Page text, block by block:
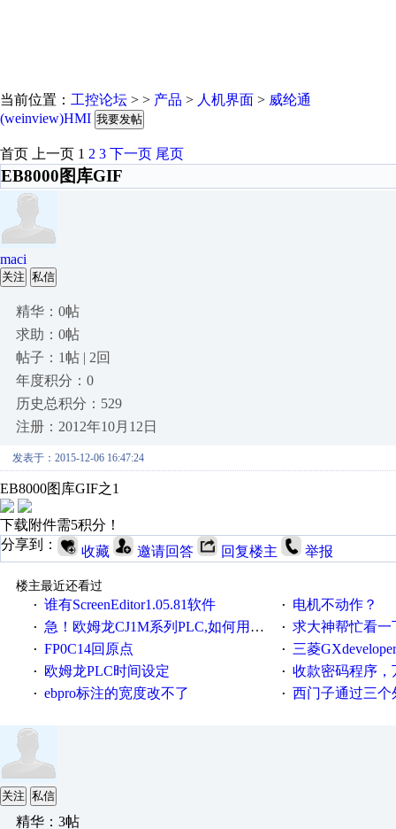
当前位置： 工控论坛 > > 产品 > 人机界面 > 威纶通
(weinview)HMI 我要发帖
首页 上一页 1 2 3 下一页 尾页
EB8000图库GIF
maci
关注 私信
精华：0帖
求助：0帖
帖子：1帖 | 2回
年度积分：0
历史总积分：529
注册：2012年10月12日
发表于：2015-12-06 16:47:24
EB8000图库GIF之1
下载附件需5积分！
分享到：
收藏 邀请回答 回复楼主 举报
楼主最近还看过
· 谁有ScreenEditor1.05.81软件 · 电机不动作？
· 急！欧姆龙CJ1M系列PLC,如何用时间控制变频器。要求时间在组态王中可以自由输入！拜托各位大神了！ · 求大神帮忙看一
· FP0C14回原点 · 三菱
· 欧姆龙PLC时间设定 · 收款密码程序
· ebpro标注的宽度改不了 · 西门子通过三个外
关注 私信
精华：3帖